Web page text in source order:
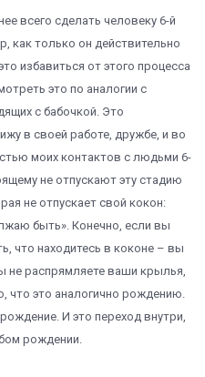
всего сделать человеку 6-й
как только он действительно
избавиться от этого процесса
это по аналогии с
с бабочкой. Это
в своей работе, дружбе, и во
моих контактов с людьми 6-
не отпускают эту стадию
не отпускает свой кокон:
быть». Конечно, если вы
что находитесь в коконе – вы
не распрямляете ваши крылья,
что это аналогично рождению.
И это переход внутри,
рождении.